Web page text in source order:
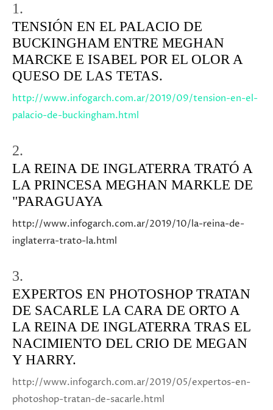
1.
TENSIÓN EN EL PALACIO DE
BUCKINGHAM ENTRE MEGHAN
MARCKE E ISABEL POR EL OLOR A
QUESO DE LAS TETAS.
http://www.infogarch.com.ar/2019/09/tension-en-el-
palacio-de-buckingham.html
2.
LA REINA DE INGLATERRA TRATÓ A
LA PRINCESA MEGHAN MARKLE DE
"PARAGUAYA
http://www.infogarch.com.ar/2019/10/la-reina-de-
inglaterra-trato-la.html
3.
EXPERTOS EN PHOTOSHOP TRATAN
DE SACARLE LA CARA DE ORTO A
LA REINA DE INGLATERRA TRAS EL
NACIMIENTO DEL CRIO DE MEGAN
Y HARRY.
http://www.infogarch.com.ar/2019/05/expertos-en-
photoshop-tratan-de-sacarle.html